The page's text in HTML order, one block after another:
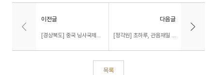
이전글 다음글
목록